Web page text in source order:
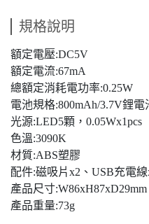
規格說明
額定電壓:DC5V
額定電流:67mA
總額定消耗電功率:0.25W
電池規格:800mAh/3.7V鋰電
光源:LED5顆，0.05Wx1pcs
色溫:3090K
材質:ABS塑膠
配件:磁吸片x2、USB充電線
產品尺寸:W86xH87xD29mm
產品重量:73g